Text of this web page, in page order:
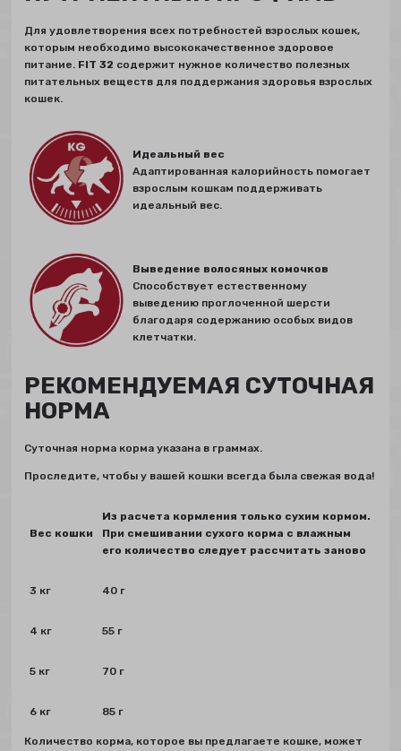
Для удовлетворения всех потребностей взрослых кошек,
которым необходимо высококачественное здоровое
питание. FIT 32 содержит нужное количество полезных
питательных веществ для поддержания здоровья взрослых
кошек.
Идеальный вес
Адаптированная калорийность помогает
взрослым кошкам поддерживать
идеальный вес.
Выведение волосяных комочков
Способствует естественному
выведению проглоченной шерсти
благодаря содержанию особых видов
клетчатки.
РЕКОМЕНДУЕМАЯ СУТОЧНАЯ
НОРМА
Суточная норма корма указана в граммах.
Проследите, чтобы у вашей кошки всегда была свежая вода!
Вес кошки
Из расчета кормления только сухим кормом.
При смешивании сухого корма с влажным
его количество следует рассчитать заново
3 кг 40 г
4 кг 55 г
5 кг 70 г
6 кг 85 г
Количество корма, которое вы предлагаете кошке, может